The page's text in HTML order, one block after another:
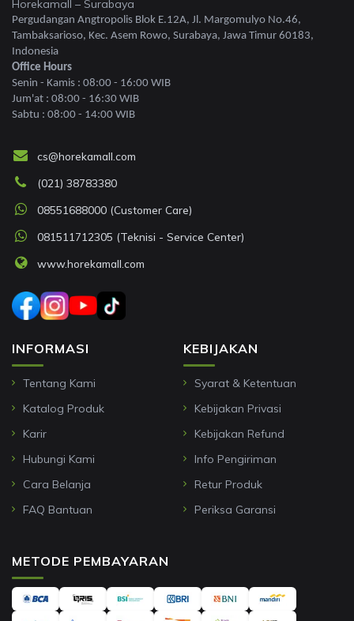
Horekamall – Surabaya
Pergudangan Angtropolis Blok E.12A, Jl. Margomulyo No.46,
Tambaksarioso, Kec. Asem Rowo, Surabaya, Jawa Timur 60183,
Indonesia
Office Hours
Senin - Kamis : 08:00 - 16:00 WIB
Jum'at : 08:00 - 16:30 WIB
Sabtu : 08:00 - 14:00 WIB
INFORMASI
Tentang Kami
Katalog Produk
Karir
Hubungi Kami
Cara Belanja
FAQ Bantuan
KEBIJAKAN
Syarat & Ketentuan
Kebijakan Privasi
Kebijakan Refund
Info Pengiriman
Retur Produk
Periksa Garansi
cs@horekamall.com
(021) 38783380
08551688000 (Customer Care)
081511712305 (Teknisi - Service Center)
www.horekamall.com
METODE PEMBAYARAN